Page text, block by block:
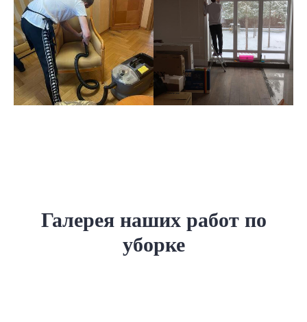
Галерея наших работ по
уборке